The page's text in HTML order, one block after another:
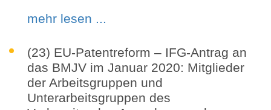
mehr lesen ...
(23) EU-Patentreform – IFG-Antrag an
das BMJV im Januar 2020: Mitglieder
der Arbeitsgruppen und
Unterarbeitsgruppen des